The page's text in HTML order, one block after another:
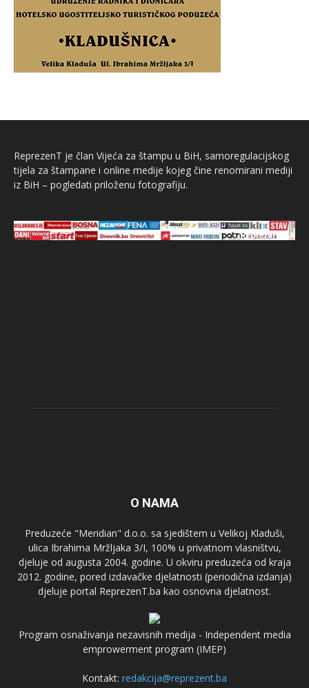
ReprezenT je član Vijeća za štampu u BiH, samoregulacijskog
tijela za štampane i online medije kojeg čine renomirani mediji
iz BiH – pogledati priloženu fotografiju.
O NAMA
Preduzeće "Meridian" d.o.o. sa sjedištem u Velikoj Kladuši,
ulica Ibrahima Mržljaka 3/I, 100% u privatnom vlasništvu,
djeluje od augusta 2004. godine. U okviru preduzeća od kraja
2012. godine, pored izdavačke djelatnosti (periodična izdanja)
djeluje portal ReprezenT.ba kao osnovna djelatnost.
Program osnaživanja nezavisnih medija - Independent media
emprowerment program (IMEP)
Kontakt: redakcija@reprezent.ba